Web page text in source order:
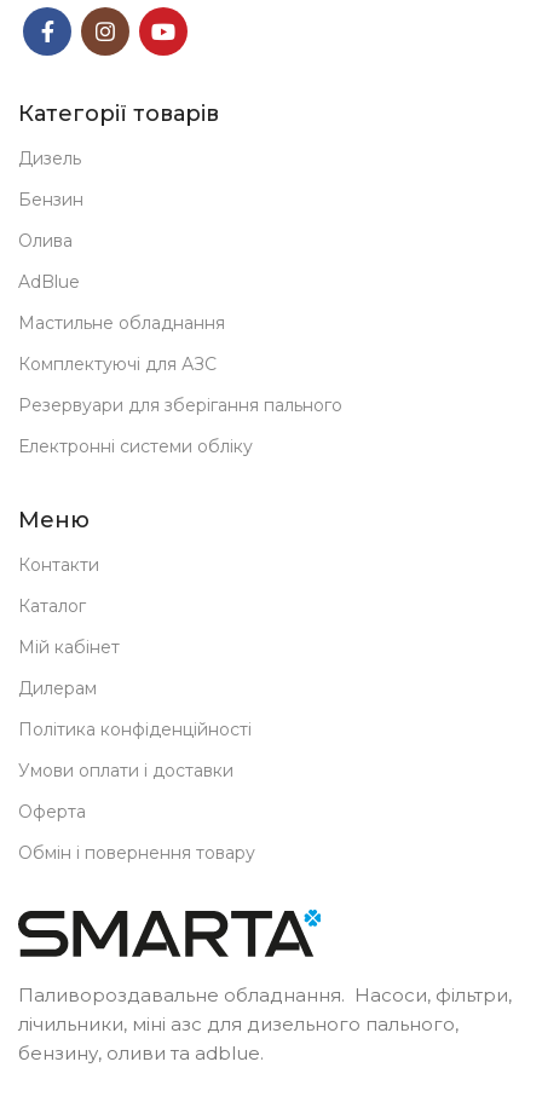
Категорії товарів
Дизель
Бензин
Олива
AdBlue
Мастильне обладнання
Комплектуючі для АЗС
Резервуари для зберігання пального
Електронні системи обліку
Меню
Контакти
Каталог
Мій кабінет
Дилерам
Політика конфіденційності
Умови оплати і доставки
Оферта
Обмін і повернення товару
Паливороздавальне обладнання. Насоси, фільтри,
лічильники, міні азс для дизельного пального,
бензину, оливи та adblue.